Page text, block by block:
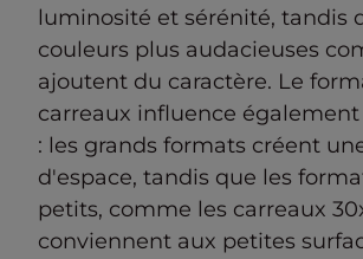
luminosité et sérénité, tandis
couleurs plus audacieuses
ajoutent du caractère. Le
carreaux influence
: les grands formats créent
d'espace, tandis que les
petits, comme les carreaux
conviennent aux petites